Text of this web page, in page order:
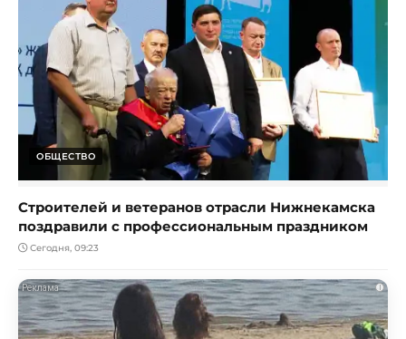
ОБЩЕСТВО
Строителей и ветеранов отрасли Нижнекамска
поздравили с профессиональным праздником
Сегодня, 09:23
i